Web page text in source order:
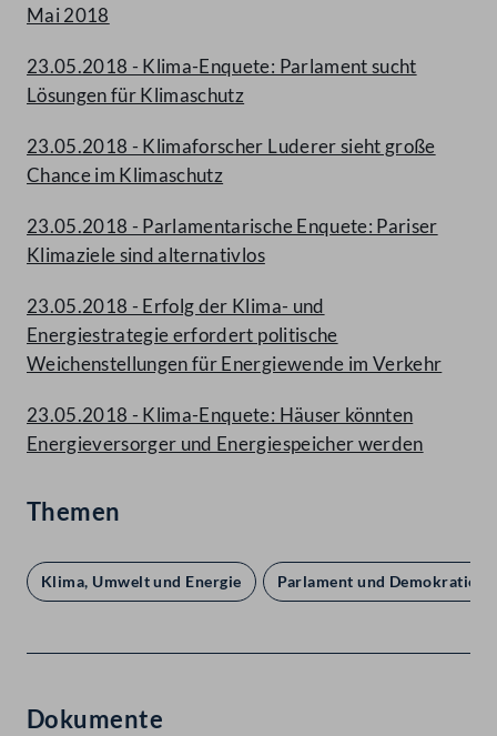
Mai 2018
23.05.2018 - Klima-Enquete: Parlament sucht
Lösungen für Klimaschutz
23.05.2018 - Klimaforscher Luderer sieht große
Chance im Klimaschutz
23.05.2018 - Parlamentarische Enquete: Pariser
Klimaziele sind alternativlos
23.05.2018 - Erfolg der Klima- und
Energiestrategie erfordert politische
Weichenstellungen für Energiewende im Verkehr
23.05.2018 - Klima-Enquete: Häuser könnten
Energieversorger und Energiespeicher werden
Themen
Klima, Umwelt und Energie Parlament und Demokratie
Dokumente